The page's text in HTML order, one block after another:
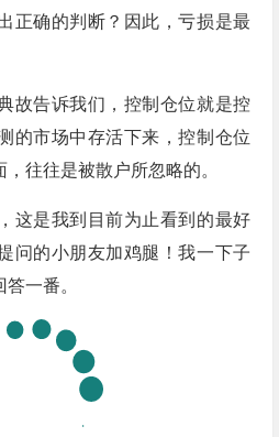
正确的判断？因此，亏损是最
故告诉我们，控制仓位就是控
的市场中存活下来，控制仓位
往往是被散户所忽略的。
这是我到目前为止看到的最好
问的小朋友加鸡腿！我一下子
一番。